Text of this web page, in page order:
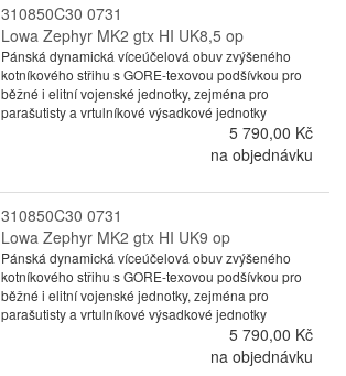
310850C30 0731
Lowa Zephyr MK2 gtx HI UK8,5 op
Pánská dynamická víceúčelová obuv zvýšeného
kotníkového střihu s GORE-texovou podšívkou pro
běžné i elitní vojenské jednotky, zejména pro
parašutisty a vrtulníkové výsadkové jednotky
5 790,00 Kč
na objednávku
310850C30 0731
Lowa Zephyr MK2 gtx HI UK9 op
Pánská dynamická víceúčelová obuv zvýšeného
kotníkového střihu s GORE-texovou podšívkou pro
běžné i elitní vojenské jednotky, zejména pro
parašutisty a vrtulníkové výsadkové jednotky
5 790,00 Kč
na objednávku